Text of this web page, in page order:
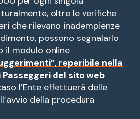
oltre le verifiche
che rilevano inadempienze
possono segnalarlo
il modulo online
reperibile nella
del sito web
l’Ente effettuerà delle
della procedura